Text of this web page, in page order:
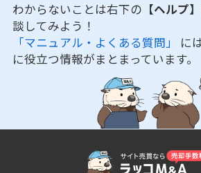
わからないことは右下の 【ヘルプ】
談してみよう！
「マニュアル・よくある質問」 に
に役立つ情報がまとまっています。